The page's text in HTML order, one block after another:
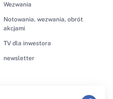
Wezwania
Notowania, wezwania, obrót
akcjami
TV dla inwestora
newsletter